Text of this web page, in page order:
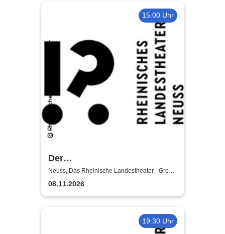
15:00 Uhr
Der
satanarchäolügenialkohöllische
Wunschpunsch - Rheinisches
Landestheater Neuss
Neuss, Das Rheinische Landestheater - Große
Bühne
08.11.2026
19:30 Uhr